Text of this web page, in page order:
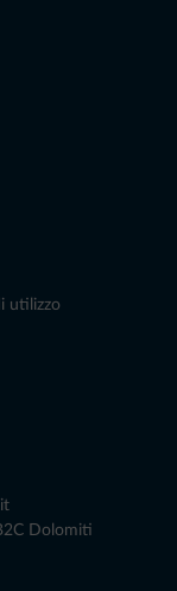
utilizzo
Dolomiti